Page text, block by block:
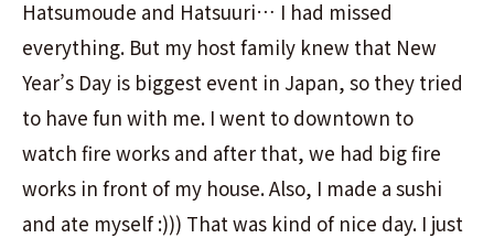
Hatsumoude and Hatsuuri… I had missed
everything. But my host family knew that New
Year’s Day is biggest event in Japan, so they tried
to have fun with me. I went to downtown to
watch fire works and after that, we had big fire
works in front of my house. Also, I made a sushi
and ate myself :))) That was kind of nice day. I just